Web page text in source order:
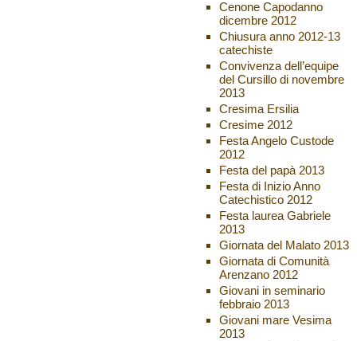
Cenone Capodanno
dicembre 2012
Chiusura anno 2012-13
catechiste
Convivenza dell’equipe
del Cursillo di novembre
2013
Cresima Ersilia
Cresime 2012
Festa Angelo Custode
2012
Festa del papà 2013
Festa di Inizio Anno
Catechistico 2012
Festa laurea Gabriele
2013
Giornata del Malato 2013
Giornata di Comunità
Arenzano 2012
Giovani in seminario
febbraio 2013
Giovani mare Vesima
2013